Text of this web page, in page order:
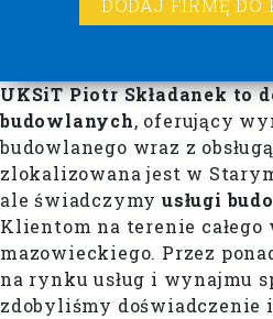
DODAJ FIRMĘ DO
UKSiT Piotr Składanek to
budowlanych, oferujący
budowlanego wraz z
zlokalizowana jest w
ale świadczymy usługi
Klientom na terenie całego
mazowieckiego. Przez
na rynku usług i wynajmu
zdobyliśmy doświadczenie